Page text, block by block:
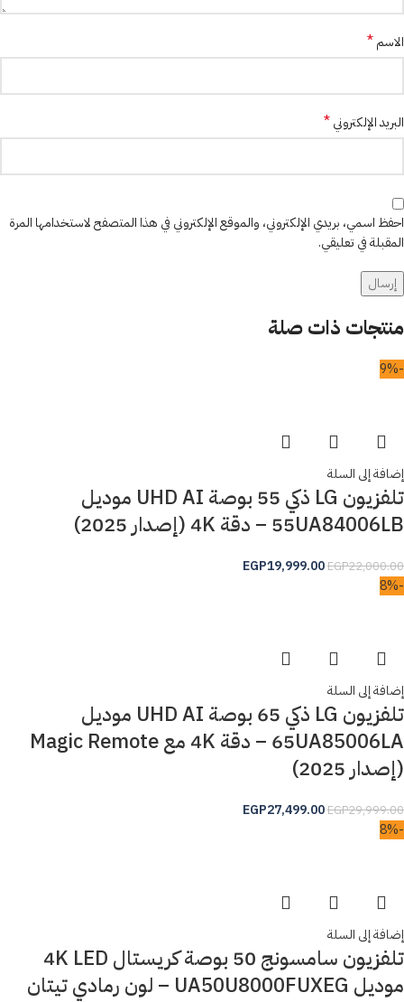
الاسم*
البريد الإلكتروني*
احفظ اسمي، بريدي الإلكتروني، والموقع الإلكتروني في هذا المتصفح لاستخدامها المرة
المقبلة في تعليقي.
منتجات ذات صلة
-9%
إضافة إلى السلة
تلفزيون LG ذكي 55 بوصة UHD AI موديل
55UA84006LB – دقة 4K (إصدار 2025)
EGP22,000.00
EGP19,999.00
-8%
إضافة إلى السلة
تلفزيون LG ذكي 65 بوصة UHD AI موديل
65UA85006LA – دقة 4K مع Magic Remote
(إصدار 2025)
EGP29,999.00
EGP27,499.00
-8%
إضافة إلى السلة
تلفزيون سامسونج 50 بوصة كريستال 4K LED
موديل UA50U8000FUXEG – لون رمادي تيتان